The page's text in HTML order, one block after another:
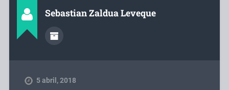
Sebastian Zaldua Leveque
5 abril, 2018